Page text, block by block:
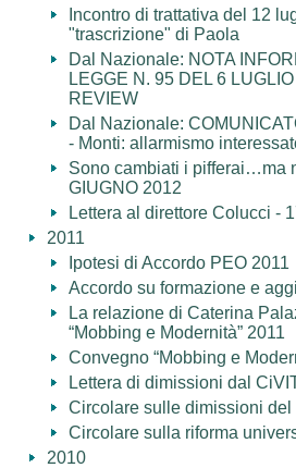
Incontro di trattativa del 12
"trascrizione" di Paola
Dal Nazionale: NOTA
LEGGE N. 95 DEL 6
REVIEW
Dal Nazionale:
- Monti: allarmismo
Sono cambiati i pifferai…ma
GIUGNO 2012
Lettera al direttore Colucci -
2011
Ipotesi di Accordo PEO 2011
Accordo su formazione e
La relazione di Caterina
“Mobbing e Modernità” 2011
Convegno “Mobbing e
Lettera di dimissioni dal
Circolare sulle dimissioni
Circolare sulla riforma
2010